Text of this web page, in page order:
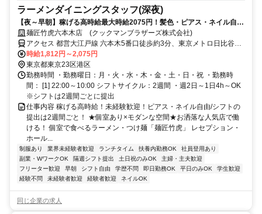
（ランブル） や4.6(1772)カフェ Turret Coffee Tsukiji （ターレットコ
ーヒー築地） などの素敵なカフェもありますので休憩にどうぞ♪ オア
シスサウナ アスティル・SPA＆SAUNA コリドーの湯もあるのでサウ
ナや温泉好きの方にはうれしいですね！ Google口コミ4.9の新橋整体
院グッドラック 、4.8のJ’sメディカル整体院 もありますので、体が疲
れた時や身体のケアをしたいときにはぜひ行ってみてください！ ※
駅近5分以内ですが、車通勤OKですしバイク通勤OKです！
ラーメンダイニングスタッフ(深夜)
【夜～早朝】稼げる高時給最大時給2075円！髪色・ピアス・ネイル自
由/未経験歓迎/シフト自由/まかないあり！
麺匠竹虎六本木店 (クックマンブラザーズ株式会社)
アクセス 都営大江戸線 六本木5番口徒歩約3分、東京メトロ日比谷線
六本木5番口徒歩約3分、東京メトロ南北線 六本木一丁目1番口(エレ
ベータ)徒歩約8分 六本木駅から徒歩3分 / 六本木一丁目駅から徒歩8分
時給1,812円～2,075円
東京都東京23区港区
勤務時間 ・勤務曜日：月・火・水・木・金・土・日・祝 ・勤務時
間： [1] 22:00～10:00 シフトサイクル：2週間 ・週2日～1日4h～OK
※シフトは2週間ごとに提出
仕事内容 稼げる高時給！未経験歓迎！ピアス・ネイル自由/シフトの
提出は2週間ごと！ ★個室あり×モダンな空間★お洒落な人気店で働
ける！ 個室で食べるラーメン・つけ麺「麺匠竹虎」 レセプション・
ホール...
制服あり 業界未経験者歓迎 ランチタイム 扶養内勤務OK
社員登用あり
副業・WワークOK
隔週シフト提出 土日祝のみOK
主婦・主夫歓迎
フリーター歓迎
早朝 シフト自由 学歴不問 即日勤務OK 平日のみOK
学生歓迎
経験不問
未経験者歓迎 経験者歓迎 ネイルOK
同じ企業の求人